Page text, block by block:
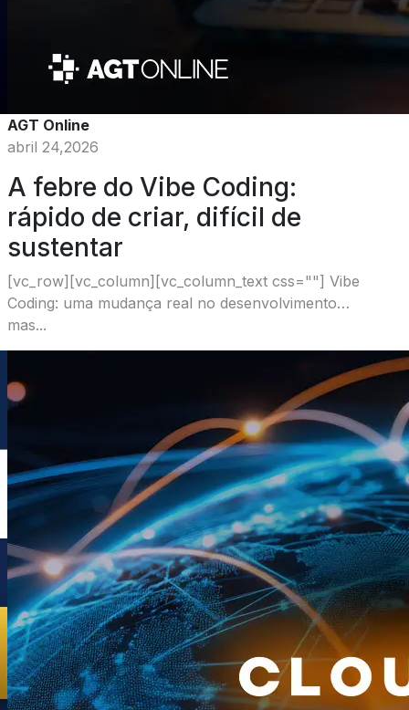
AGT Online
abril 24,2026
A febre do Vibe Coding:
rápido de criar, difícil de
sustentar
[vc_row][vc_column][vc_column_text css=""] Vibe
Coding: uma mudança real no desenvolvimento…
mas...